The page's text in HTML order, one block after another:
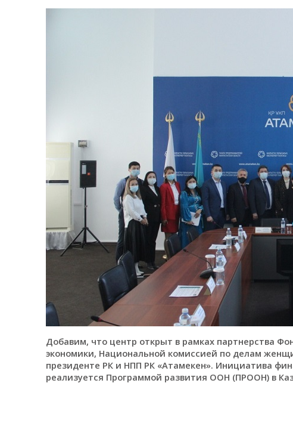
Добавим, что центр открыт в рамках партнерства
экономики, Национальной комиссией по делам
президенте РК и НПП РК «Атамекен». Инициатива
реализуется Программой развития ООН (ПРООН) в